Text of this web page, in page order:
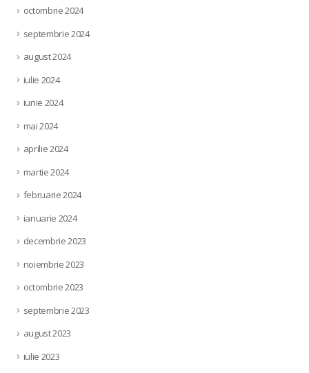
octombrie 2024
septembrie 2024
august 2024
iulie 2024
iunie 2024
mai 2024
aprilie 2024
martie 2024
februarie 2024
ianuarie 2024
decembrie 2023
noiembrie 2023
octombrie 2023
septembrie 2023
august 2023
iulie 2023